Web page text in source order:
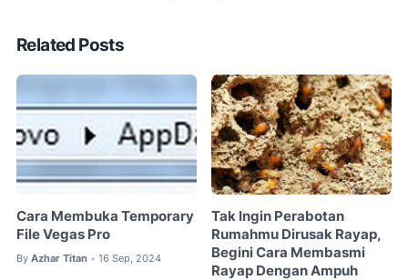
Related Posts
Cara Membuka Temporary
File Vegas Pro
By Azhar Titan • 16 Sep, 2024
Tak Ingin Perabotan
Rumahmu Dirusak Rayap,
Begini Cara Membasmi
Rayap Dengan Ampuh